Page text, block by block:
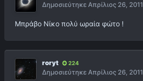
ΔημοσιεύτηκεΑπρίλιος 26, 2011
Μπράβο Νίκο πολύ ωραία φώτο !
roryt 224
ΔημοσιεύτηκεΑπρίλιος 26, 2011